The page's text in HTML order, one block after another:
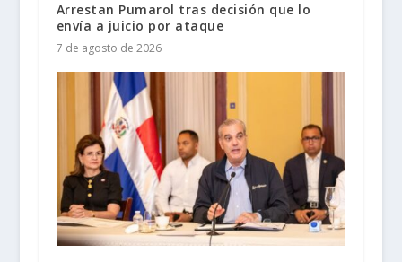
Arrestan Pumarol tras decisión que lo
envía a juicio por ataque
7 de agosto de 2026